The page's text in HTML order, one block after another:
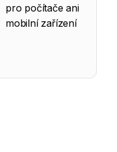
pro počítače ani
mobilní zařízení